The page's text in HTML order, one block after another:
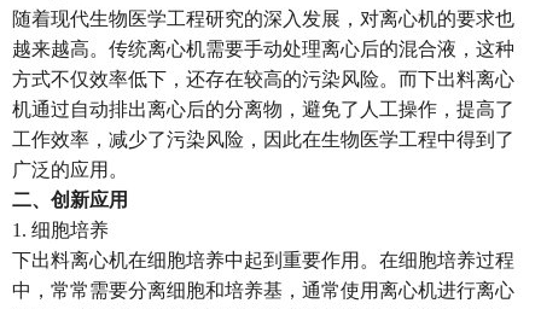
随着现代生物医学工程研究的深入发展，对离心机的要求也
越来越高。传统离心机需要手动处理离心后的混合液，这种
方式不仅效率低下，还存在较高的污染风险。而下出料离心
机通过自动排出离心后的分离物，避免了人工操作，提高了
工作效率，减少了污染风险，因此在生物医学工程中得到了
广泛的应用。
二、创新应用
1. 细胞培养
下出料离心机在细胞培养中起到重要作用。在细胞培养过程
中，常常需要分离细胞和培养基，通常使用离心机进行离心